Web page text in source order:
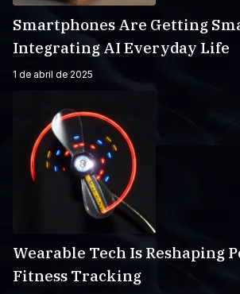
Smartphones Are Getting
Integrating AI Everyday Life
1 de abril de 2025
Wearable Tech Is Reshaping
Fitness Tracking